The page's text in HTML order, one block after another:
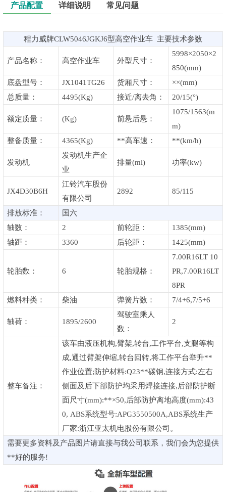
产品配置 详细说明 常见问题
程力威牌CLW5046JGKJ6型高空作业车 主要技术参数
产品名称： 高空作业车 外型尺寸：
5998×2050×2
850(mm)
底盘型号：
JX1041TG26 货厢尺寸：
××(mm)
总质量：
4495(Kg) 接近/离去角： 20/15(°)
额定质量： (Kg) 前悬后悬：
1075/1563(m
m)
整备质量：
4365(Kg) **高车速： **(km/h)
发动机
发动机生产企
业
排量(ml) 功率(kw)
JX4D30B6H
江铃汽车股份
有限公司
2892 85/115
排放标准：
国六
轴数：
2 前轮距：
1385(mm)
轴距：
3360 后轮距： 1425(mm)
轮胎数： 6 轮胎规格：
7.00R16LT 10
PR,7.00R16LT
8PR
燃料种类：
柴油 弹簧片数： 7/4+6,7/5+6
轴荷： 1895/2600
驾驶室乘人
数：
2
整车备注：
该车由液压机构,臂架,转台,工作平台,支腿等构
成,通过臂架伸缩,转台回转,将工作平台举升**
作业位置;防护材料:Q23**碳钢,连接方式:左右
侧面及后下部防护均采用焊接连接,后部防护断
面尺寸(mm):**×50,后部防护离地高度(mm):43
0, ABS系统型号:APG3550500A,ABS系统生产
厂家:浙江亚太机电股份有限公司。
需要更多资料及产品图片请直接与我公司联系，我们会为您提供
**好的服务!